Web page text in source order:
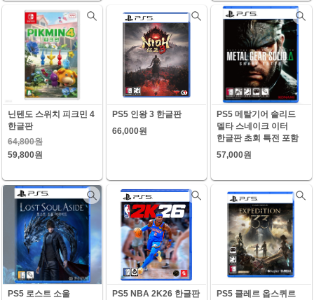
닌텐도 스위치 피크민 4
한글판
64,800원
59,800원
PS5 인왕 3 한글판
66,000원
PS5 메탈기어 솔리드
델타 스네이크 이터
한글판 초회 특전 포함
57,000원
PS5 로스트 소울
PS5 NBA 2K26 한글판
PS5 클레르 옵스퀴르